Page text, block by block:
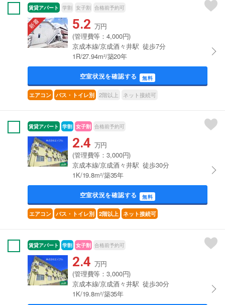
賃貸アパート 学割 女子割 合格前予約可
5.2 万円
(管理費等：4,000円)
京成本線/京成酒々井駅 徒歩7分
1R/27.94m²/築20年
空室状況を確認する 無料
エアコン バス・トイレ別 2階以上 ネット接続可
賃貸アパート 学割 女子割 合格前予約可
2.4 万円
(管理費等：3,000円)
京成本線/京成酒々井駅 徒歩30分
1K/19.8m²/築35年
空室状況を確認する 無料
エアコン バス・トイレ別 2階以上 ネット接続可
賃貸アパート 学割 女子割 合格前予約可
2.4 万円
(管理費等：3,000円)
京成本線/京成酒々井駅 徒歩30分
1K/19.8m²/築35年